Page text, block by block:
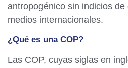
antropogénico sin indicios de
medios internacionales.
¿Qué es una COP?
Las COP, cuyas siglas en